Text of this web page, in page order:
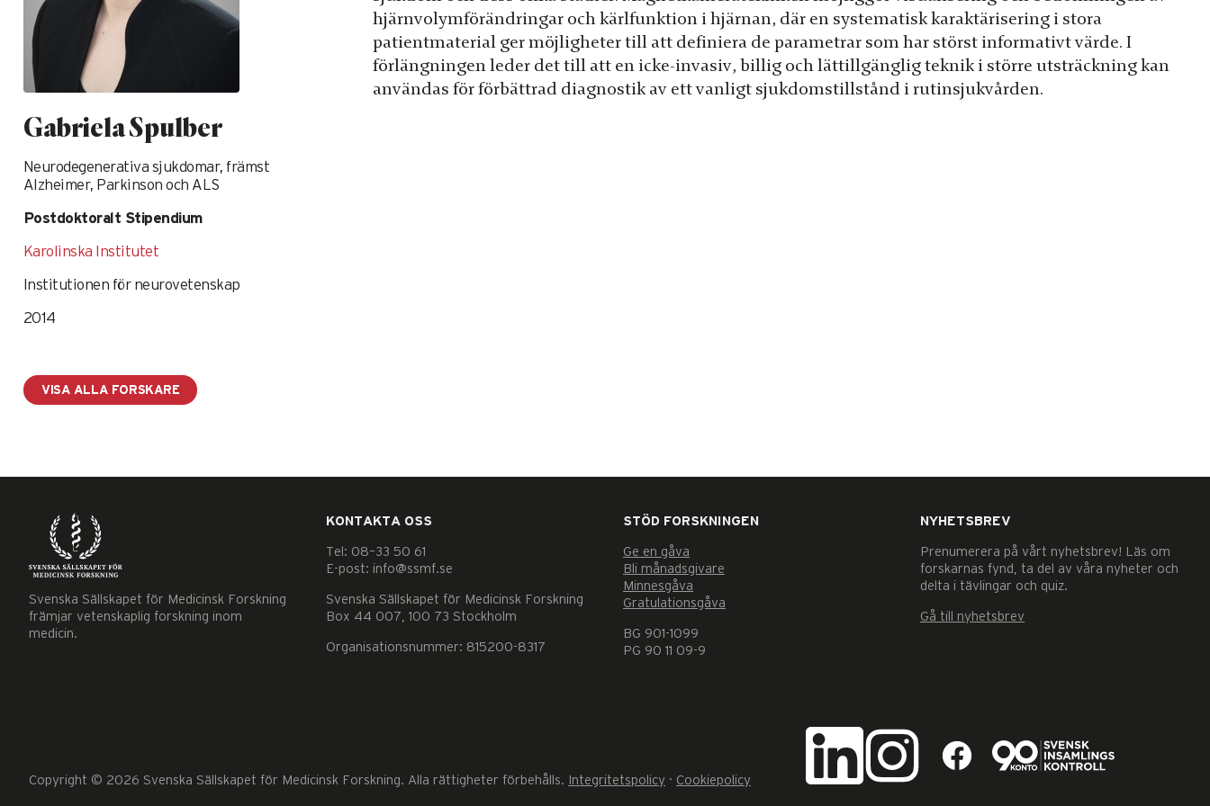
Gabriela Spulber
Neurodegenerativa sjukdomar, främst
Alzheimer, Parkinson och ALS
Postdoktoralt Stipendium
Karolinska Institutet
Institutionen för neurovetenskap
2014
hjärnvolymförändringar och kärlfunktion i hjärnan, där en systematisk karaktärisering i stora
patientmaterial ger möjligheter till att definiera de parametrar som har störst informativt värde. I
förlängningen leder det till att en icke-invasiv, billig och lättillgänglig teknik i större utsträckning kan
användas för förbättrad diagnostik av ett vanligt sjukdomstillstånd i rutinsjukvården.
VISA ALLA FORSKARE
Svenska Sällskapet för Medicinsk Forskning
främjar vetenskaplig forskning inom
medicin.
KONTAKTA OSS
Tel: 08–33 50 61
E-post: info@ssmf.se
Svenska Sällskapet för Medicinsk Forskning
Box 44 007, 100 73 Stockholm
Organisationsnummer: 815200-8317
STÖD FORSKNINGEN
Ge en gåva
Bli månadsgivare
Minnesgåva
Gratulationsgåva
BG 901-1099
PG 90 11 09-9
NYHETSBREV
Prenumerera på vårt nyhetsbrev! Läs om
forskarnas fynd, ta del av våra nyheter och
delta i tävlingar och quiz.
Gå till nyhetsbrev
Copyright © 2026 Svenska Sällskapet för Medicinsk Forskning. Alla rättigheter förbehålls. Integritetspolicy · Cookiepolicy
Nödvändiga
Dessa kakor
går inte att
välja bort. De